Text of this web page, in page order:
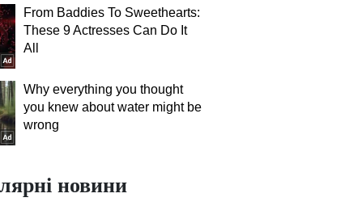
From Baddies To Sweethearts:
These 9 Actresses Can Do It
All
Why everything you thought
you knew about water might be
wrong
новини